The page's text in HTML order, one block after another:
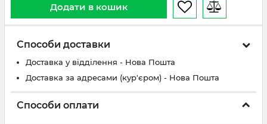
Додати в кошик
Способи доставки
Доставка у відділення - Нова Пошта
Доставка за адресами (кур'єром) - Нова Пошта
Способи оплати